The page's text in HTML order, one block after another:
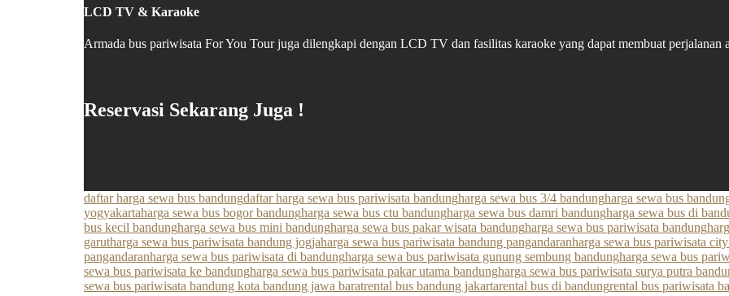
LCD TV & Karaoke
Armada bus pariwisata For You Tour juga dilengkapi dengan LCD TV dan fasilitas karaoke yang dapat membuat perjalanan
Reservasi Sekarang Juga !
daftar harga sewa bus bandungdaftar harga sewa bus pariwisata bandungharga sewa bus 3/4 bandungharga sewa bus
yogyakartaharga sewa bus bogor bandungharga sewa bus ctu bandungharga sewa bus damri bandungharga sewa bus di
bus kecil bandungharga sewa bus mini bandungharga sewa bus pakar wisata bandungharga sewa bus pariwisata bandung
garutharga sewa bus pariwisata bandung jogjaharga sewa bus pariwisata bandung pangandaranharga sewa bus pariwisata
pangandaranharga sewa bus pariwisata di bandungharga sewa bus pariwisata gunung sembung bandungharga sewa bus
sewa bus pariwisata ke bandungharga sewa bus pariwisata pakar utama bandungharga sewa bus pariwisata surya putra
sewa bus pariwisata bandung kota bandung jawa baratrental bus bandung jakartarental bus di bandungrental bus pariwisata